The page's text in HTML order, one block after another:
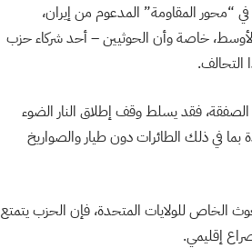
“محور المقاومة” المدعوم من إيران،
خاصة وأن الحوثيين – أحد شركاء حزب
التحالف.
فقد يسلط وقف إطلاق النار الضوء
في ذلك الطائرات دون طيار والصواريخ
الخاص للولايات المتحدة، فإن الحزب يتمتع
إقليمي.